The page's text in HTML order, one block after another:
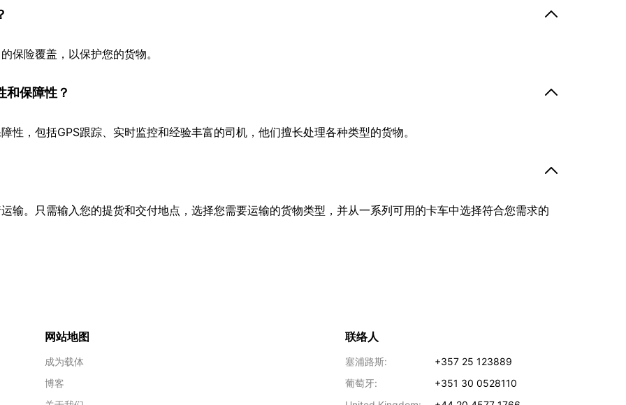
保险覆盖，以保护您的货物。
和保障性？
性，包括GPS跟踪、实时监控和经验丰富的司机，他们擅长处理各种类型的货物。
输。只需输入您的提货和交付地点，选择您需要运输的货物类型，并从一系列可用的卡车中选择符合您需求的
网站地图
成为载体
博客
联络人
塞浦路斯:
+357 25 123889
葡萄牙:
+351 30 0528110